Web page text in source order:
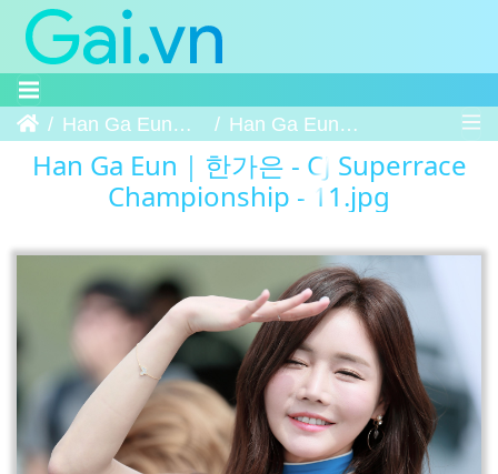
Trang chủHan Ga Eun｜한가은 - CJ Superrace Championship Han Ga Eun｜한가은 - CJ Superrace Championship - 11
Han Ga Eun｜한가은 - CJ Superrace
Championship - 11.jpg